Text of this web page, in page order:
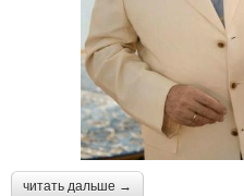
читать дальше →